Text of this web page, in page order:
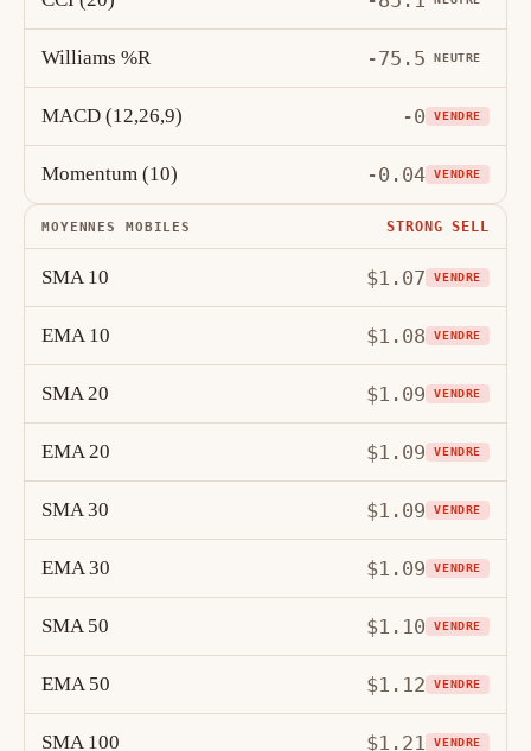
Williams %R -75.5 NEUTRE
MACD (12,26,9) -0 VENDRE
Momentum (10) -0.04 VENDRE
MOYENNES MOBILES STRONG SELL
SMA 10 $1.07 VENDRE
EMA 10 $1.08 VENDRE
SMA 20 $1.09 VENDRE
EMA 20 $1.09 VENDRE
SMA 30 $1.09 VENDRE
EMA 30 $1.09 VENDRE
SMA 50 $1.10 VENDRE
EMA 50 $1.12 VENDRE
SMA 100 $1.21 VENDRE